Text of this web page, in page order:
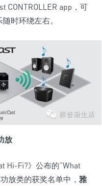
CONTROLLER app，可
时环绕左右。
放
Hi-Fi?》公布的“What
放类的获奖名单中， 雅